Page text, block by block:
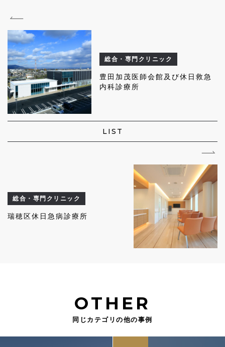
総合・専門クリニック
豊田加茂医師会館及び休日救急
内科診療所
LIST
総合・専門クリニック
瑞穂区休日急病診療所
OTHER
同じカテゴリの他の事例